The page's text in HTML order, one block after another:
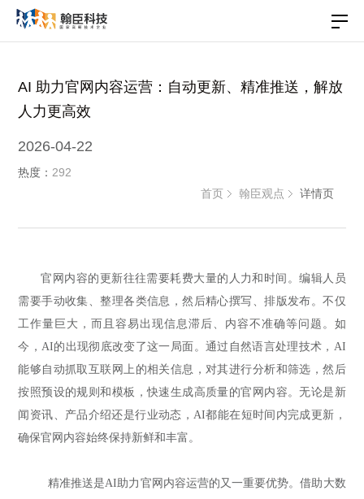
AI 助力官网内容运营：自动更新、精准推送，解放
人力更高效
2026-04-22
热度： 292
首页
翰臣观点 详情页
官网内容的更新往往需要耗费大量的人力和时间。编辑人员
需要手动收集、整理各类信息，然后精心撰写、排版发布。不仅
工作量巨大，而且容易出现信息滞后、内容不准确等问题。如
今，AI的出现彻底改变了这一局面。通过自然语言处理技术，AI
能够自动抓取互联网上的相关信息，对其进行分析和筛选，然后
按照预设的规则和模板，快速生成高质量的官网内容。无论是新
闻资讯、产品介绍还是行业动态，AI都能在短时间内完成更新，
确保官网内容始终保持新鲜和丰富。
精准推送是AI助力官网内容运营的又一重要优势。借助大数